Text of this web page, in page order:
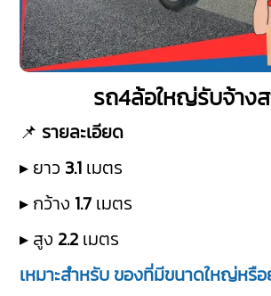
รถ4ล้อใหญ่รับจ้าง
📌 รายละเอียด
▸ ยาว 3.1 เมตร
▸ กว้าง 1.7 เมตร
▸ สูง 2.2 เมตร
เหมาะสำหรับ ของที่มีขนาดใหญ่หรือ